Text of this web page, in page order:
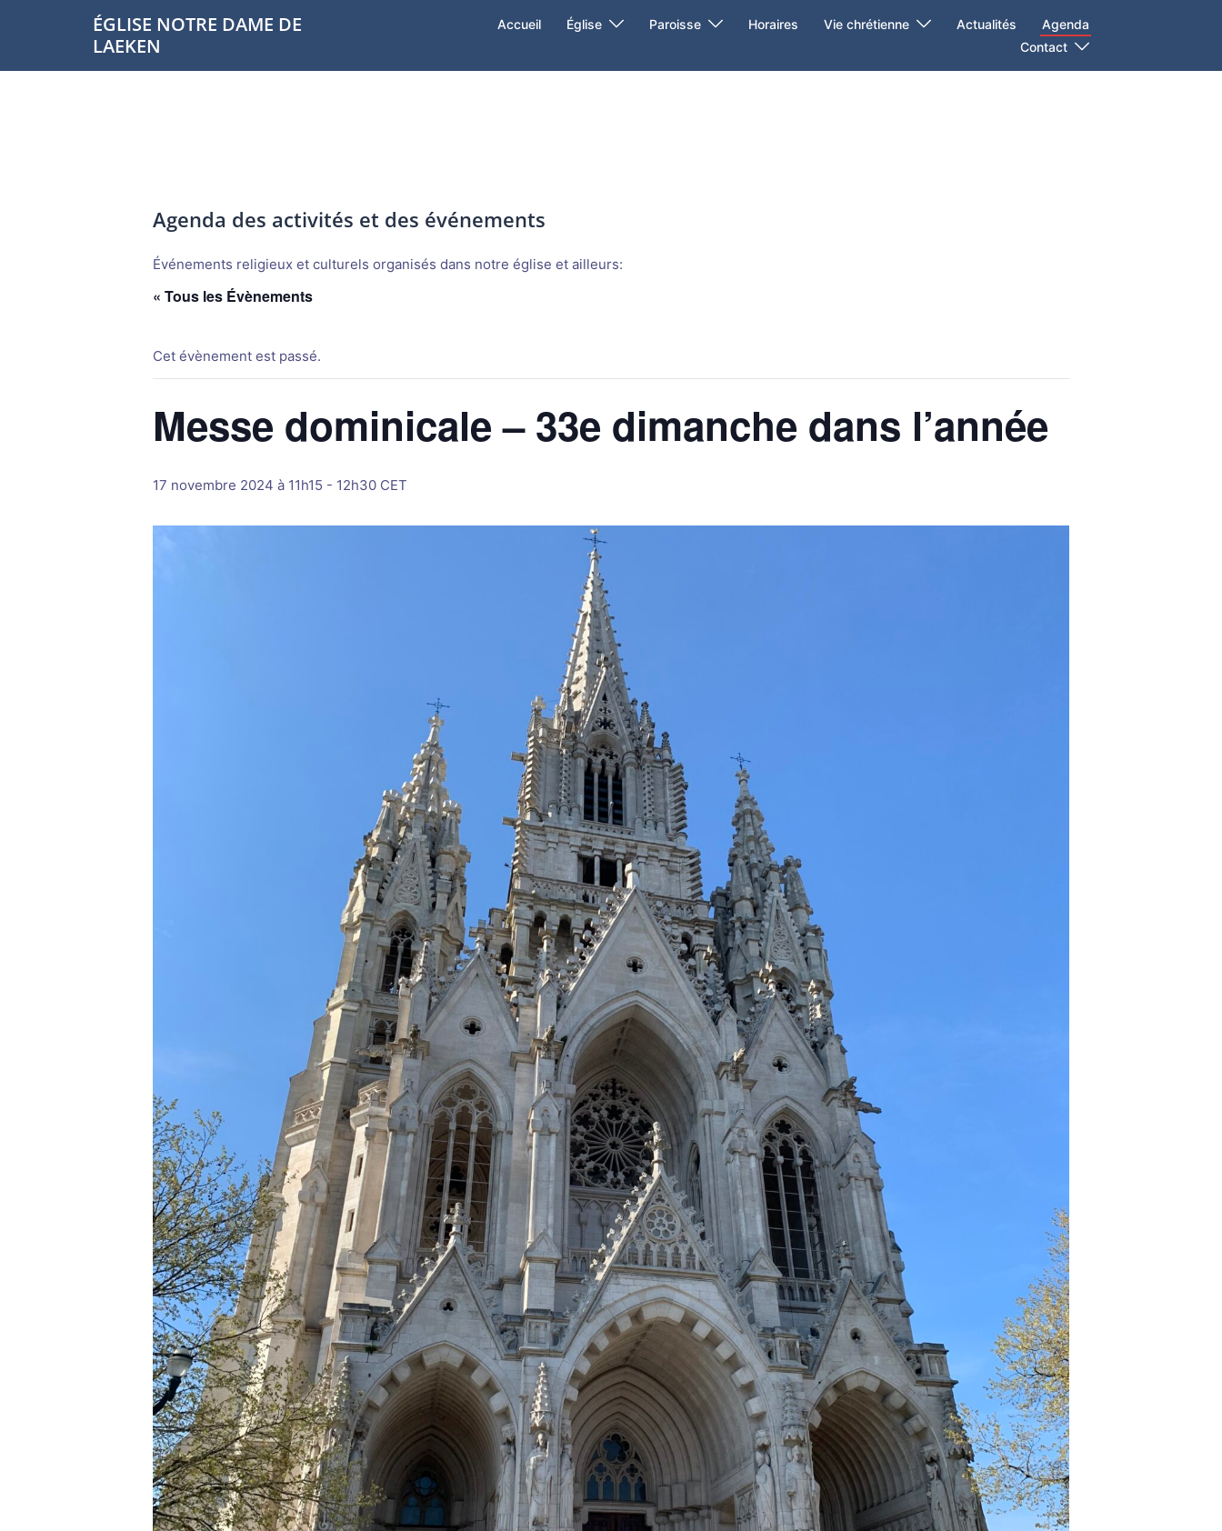
ÉGLISE NOTRE DAME DE
LAEKEN
Accueil Église Paroisse Horaires Vie chrétienne Actualités
Agenda
Contact
Agenda des activités et des événements
Événements religieux et culturels organisés dans notre église et ailleurs:
« Tous les Évènements
Cet évènement est passé.
Messe dominicale – 33e dimanche dans l’année
17 novembre 2024 à 11h15 - 12h30 CET